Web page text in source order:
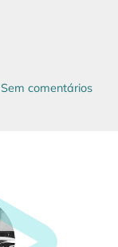
Sem comentários